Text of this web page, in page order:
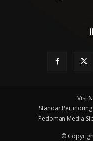
Visi
Standar
Pedoman Media
©